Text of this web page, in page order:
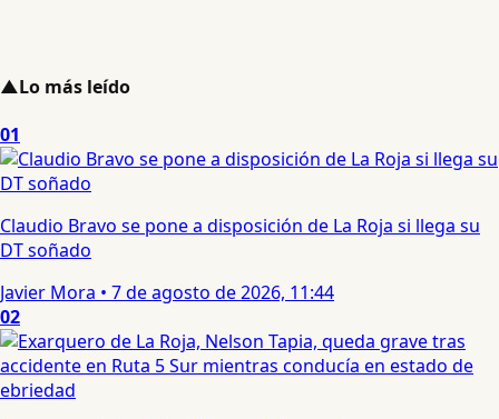
▲Lo más leído
01
Claudio Bravo se pone a disposición de La Roja si llega su
DT soñado
Javier Mora • 7 de agosto de 2026, 11:44
02